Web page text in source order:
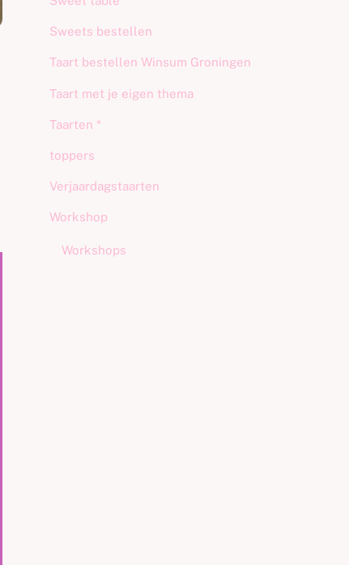
Sweets bestellen
Taart bestellen Winsum Groningen
Taart met je eigen thema
Taarten *
toppers
Verjaardagstaarten
Workshop
Workshops